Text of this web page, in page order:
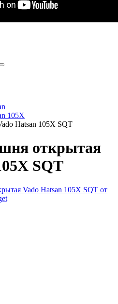
105X
Hatsan 105X SQT
открытая
SQT